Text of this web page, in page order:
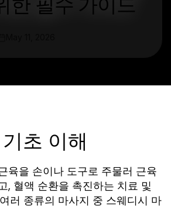
초 이해
육을 손이나 도구로 주물러 근육
, 혈액 순환을 촉진하는 치료 및
러 종류의 마사지 중 스웨디시 마